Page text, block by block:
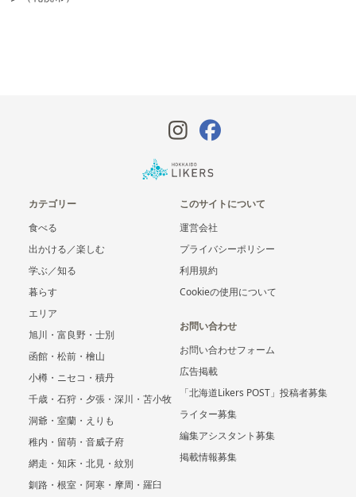
カテゴリー
食べる
出かける／楽しむ
学ぶ／知る
暮らす
エリア
旭川・富良野・士別
函館・松前・檜山
小樽・ニセコ・積丹
千歳・石狩・夕張・深川・苫小牧
洞爺・室蘭・えりも
稚内・留萌・音威子府
網走・知床・北見・紋別
釧路・根室・阿寒・摩周・羅臼
このサイトについて
運営会社
プライバシーポリシー
利用規約
Cookieの使用について
お問い合わせ
お問い合わせフォーム
広告掲載
「北海道Likers POST」投稿者募集
ライター募集
編集アシスタント募集
掲載情報募集